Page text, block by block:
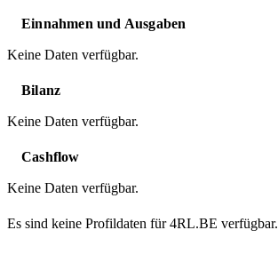
Einnahmen und Ausgaben
Keine Daten verfügbar.
Bilanz
Keine Daten verfügbar.
Cashflow
Keine Daten verfügbar.
Es sind keine Profildaten für 4RL.BE verfügbar.